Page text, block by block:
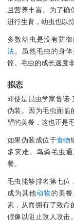
且营养丰富。为了
进行生育，幼虫也以
多数幼虫是没有防
法。虽然毛虫的身
骼。毛虫的成长速度
拟态
即使是昆虫学家鲁诺
伪装。因为毛虫面临
望的美餐，这也正是
如果伪装成位于食物
多灾难。鸟粪毛虫
餐。
毛虫能够排名第七位
成为其他动物的美
素，从而拥有了致命
假像以阻止敌人攻击